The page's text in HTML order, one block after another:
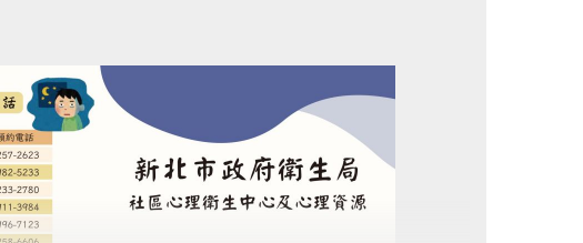
)以上陪同者，依場館規定收費。
長可適用「免費陪同名額」，若有第2名陪同者，